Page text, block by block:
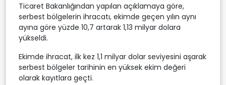
Ticaret Bakanlığından yapılan açıklamaya göre,
serbest bölgelerin ihracatı, ekimde geçen yılın aynı
ayına göre yüzde 10,7 artarak 1,13 milyar dolara
yükseldi.
Ekimde ihracat, ilk kez 1,1 milyar dolar seviyesini aşarak
serbest bölgeler tarihinin en yüksek ekim değeri
olarak kayıtlara geçti.